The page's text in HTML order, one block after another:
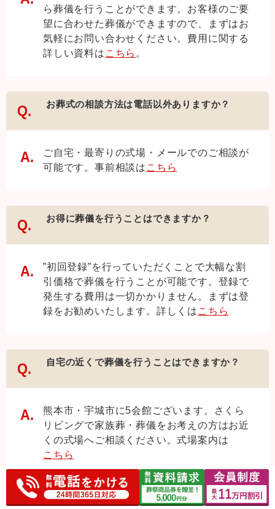
ら葬儀を行うことができます。お客様のご要
望に合わせた葬儀ができますので、まずはお
気軽にお問い合わせください。費用に関する
詳しい資料は こちら 。
お葬式の相談方法は電話以外ありますか？
ご自宅・最寄りの式場・メールでのご相談が
可能です。事前相談は こちら
お得に葬儀を行うことはできますか？
”初回登録”を行っていただくことで大幅な割
引価格で葬儀を行うことが可能です。登録で
発生する費用は一切かかりません。まずは登
録をお勧めいたします。詳しくは こちら
自宅の近くで葬儀を行うことはできますか？
熊本市・宇城市に5会館ございます。さくら
リビングで家族葬・葬儀をお考えの方はお近
くの式場へご相談ください。式場案内は
こちら